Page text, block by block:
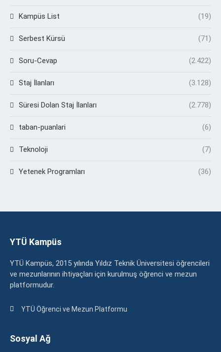
Kampüs List (19)
Serbest Kürsü (71)
Soru-Cevap (2.422)
Staj İlanları (3.128)
Süresi Dolan Staj İlanları (2.778)
taban-puanlari (6)
Teknoloji (7)
Yetenek Programları (36)
YTÜ Kampüs
YTÜ Kampüs, 2015 yılında Yıldız Teknik Üniversitesi öğrencileri
ve mezunlarının ihtiyaçları için kurulmuş öğrenci ve mezun
platformudur.
YTÜ Öğrenci ve Mezun Platformu
Sosyal Ağ